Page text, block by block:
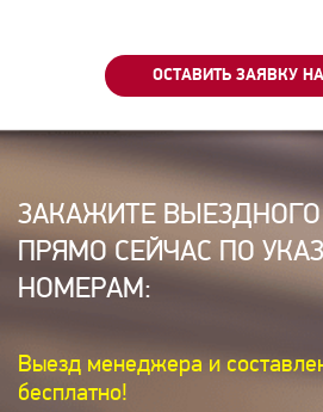
ОСТАВИТЬ ЗАЯВКУ
ЗАКАЖИТЕ
ПРЯМО СЕЙЧАС ПО
НОМЕРАМ:
Выезд менеджера и
бесплатно!